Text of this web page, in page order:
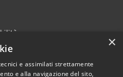
×
e assimilati strettamente
e alla navigazione del sito,